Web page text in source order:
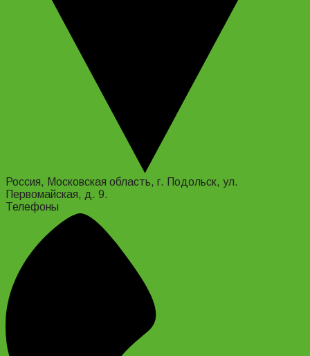
Россия, Московская область, г. Подольск, ул.
Первомайская, д. 9.
Телефоны